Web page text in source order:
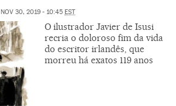
NOV 30, 2019 - 10:45 EST
O ilustrador Javier de Isusi
recria o doloroso fim da vida
do escritor irlandês, que
morreu há exatos 119 anos